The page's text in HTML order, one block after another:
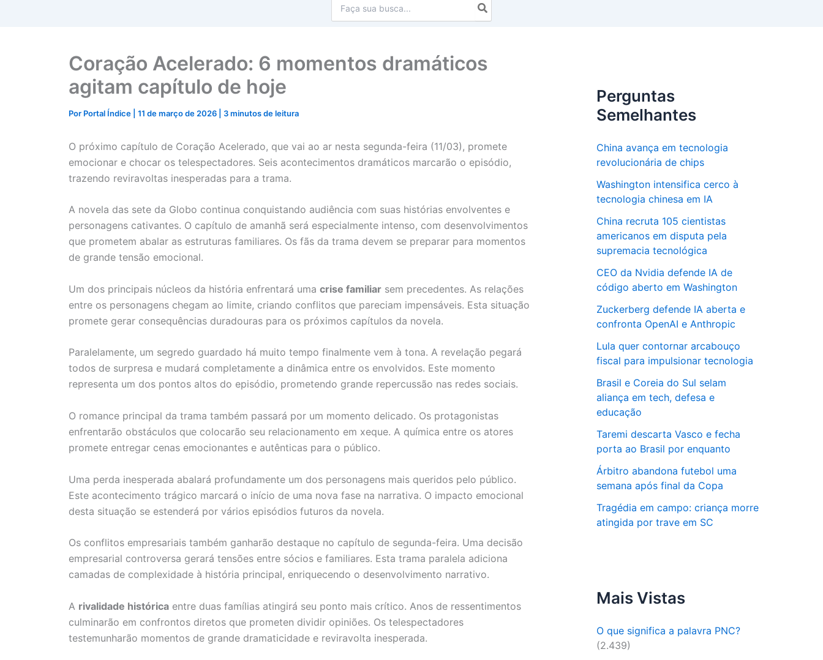
Coração Acelerado: 6 momentos dramáticos
agitam capítulo de hoje
Por Portal Índice 11 de março de 2026 3 minutos de leitura
O próximo capítulo de Coração Acelerado, que vai ao ar nesta segunda-feira (11/03), promete
emocionar e chocar os telespectadores. Seis acontecimentos dramáticos marcarão o episódio,
trazendo reviravoltas inesperadas para a trama.
A novela das sete da Globo continua conquistando audiência com suas histórias envolventes e
personagens cativantes. O capítulo de amanhã será especialmente intenso, com desenvolvimentos
que prometem abalar as estruturas familiares. Os fãs da trama devem se preparar para momentos
de grande tensão emocional.
Um dos principais núcleos da história enfrentará uma crise familiar sem precedentes. As relações
entre os personagens chegam ao limite, criando conflitos que pareciam impensáveis. Esta situação
promete gerar consequências duradouras para os próximos capítulos da novela.
Paralelamente, um segredo guardado há muito tempo finalmente vem à tona. A revelação pegará
todos de surpresa e mudará completamente a dinâmica entre os envolvidos. Este momento
representa um dos pontos altos do episódio, prometendo grande repercussão nas redes sociais.
O romance principal da trama também passará por um momento delicado. Os protagonistas
enfrentarão obstáculos que colocarão seu relacionamento em xeque. A química entre os atores
promete entregar cenas emocionantes e autênticas para o público.
Uma perda inesperada abalará profundamente um dos personagens mais queridos pelo público.
Este acontecimento trágico marcará o início de uma nova fase na narrativa. O impacto emocional
desta situação se estenderá por vários episódios futuros da novela.
Os conflitos empresariais também ganharão destaque no capítulo de segunda-feira. Uma decisão
empresarial controversa gerará tensões entre sócios e familiares. Esta trama paralela adiciona
camadas de complexidade à história principal, enriquecendo o desenvolvimento narrativo.
A rivalidade histórica entre duas famílias atingirá seu ponto mais crítico. Anos de ressentimentos
culminarão em confrontos diretos que prometen dividir opiniões. Os telespectadores
testemunharão momentos de grande dramaticidade e reviravolta inesperada.
Perguntas
Semelhantes
China avança em tecnologia
revolucionária de chips
Washington intensifica cerco à
tecnologia chinesa em IA
China recruta 105 cientistas
americanos em disputa pela
supremacia tecnológica
CEO da Nvidia defende IA de
código aberto em Washington
Zuckerberg defende IA aberta e
confronta OpenAI e Anthropic
Lula quer contornar arcabouço
fiscal para impulsionar tecnologia
Brasil e Coreia do Sul selam
aliança em tech, defesa e
educação
Taremi descarta Vasco e fecha
porta ao Brasil por enquanto
Árbitro abandona futebol uma
semana após final da Copa
Tragédia em campo: criança morre
atingida por trave em SC
Mais Vistas
O que significa a palavra PNC?
(2.439)